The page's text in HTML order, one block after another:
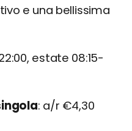
e una bellissima
estate 08:15-
a/r €4,30